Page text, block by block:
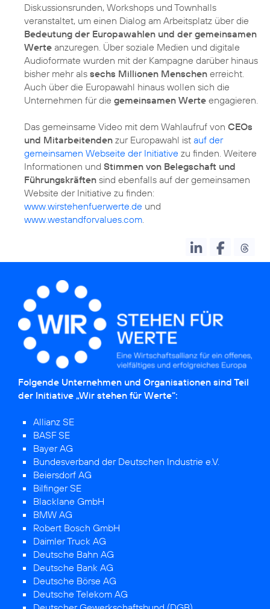
Diskussionsrunden, Workshops und Townhalls
veranstaltet, um einen Dialog am Arbeitsplatz über die
Bedeutung der Europawahlen und der gemeinsamen
Werte anzuregen. Über soziale Medien und digitale
Audioformate wurden mit der Kampagne darüber hinaus
bisher mehr als sechs Millionen Menschen erreicht.
Auch über die Europawahl hinaus wollen sich die
Unternehmen für die gemeinsamen Werte engagieren.
Das gemeinsame Video mit dem Wahlaufruf von CEOs
und Mitarbeitenden zur Europawahl ist auf der
gemeinsamen Webseite der Initiative zu finden. Weitere
Informationen und Stimmen von Belegschaft und
Führungskräften sind ebenfalls auf der gemeinsamen
Website der Initiative zu finden:
www.wirstehenfuerwerte.de und
www.westandforvalues.com.
Folgende Unternehmen und Organisationen sind Teil
der Initiative „Wir stehen für Werte“:
Allianz SE
BASF SE
Bayer AG
Bundesverband der Deutschen Industrie e.V.
Beiersdorf AG
Bilfinger SE
Blacklane GmbH
BMW AG
Robert Bosch GmbH
Daimler Truck AG
Deutsche Bahn AG
Deutsche Bank AG
Deutsche Börse AG
Deutsche Telekom AG